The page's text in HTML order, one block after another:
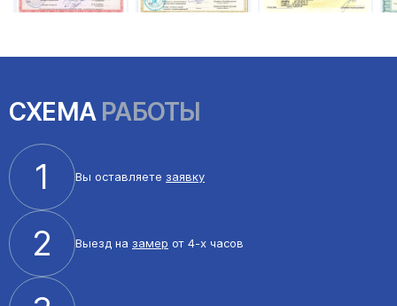
СХЕМА РАБОТЫ
1 Вы оставляете заявку
2 Выезд на замер от 4-х часов